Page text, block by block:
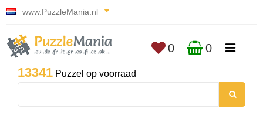
www.PuzzleMania.nl
13341 Puzzel op voorraad
0 0